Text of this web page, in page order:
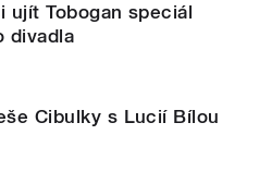
ujít Tobogan speciál
divadla
Cibulky s Lucií Bílou